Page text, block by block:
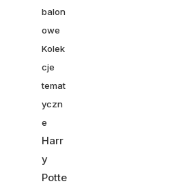
balon
owe
Kolek
cje
temat
yczn
e
Harr
y
Potte